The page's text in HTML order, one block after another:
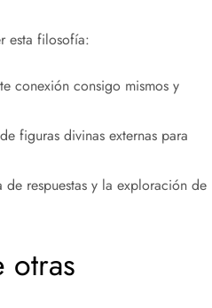
esta filosofía:
conexión consigo mismos y
figuras divinas externas para
respuestas y la exploración de